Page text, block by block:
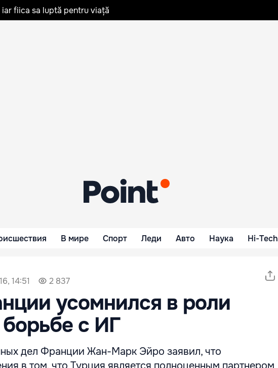
fiica sa luptă pentru viață
В мире Спорт Леди Авто Наука Hi-Tech
14:51 2 837
усомнился в роли
с ИГ
дел Франции Жан-Марк Эйро заявил, что